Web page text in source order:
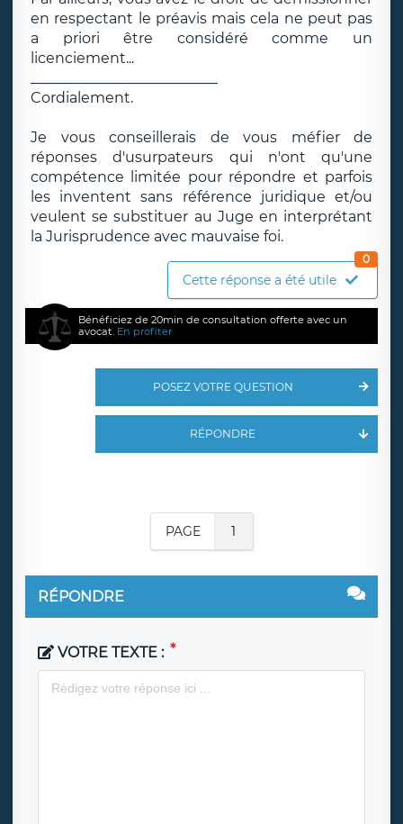
en respectant le préavis mais cela ne peut pas
a priori être considéré comme un
licenciement...
Cordialement.
Je vous conseillerais de vous méfier de
réponses d'usurpateurs qui n'ont qu'une
compétence limitée pour répondre et parfois
les inventent sans référence juridique et/ou
veulent se substituer au Juge en interprétant
la Jurisprudence avec mauvaise foi.
Cette réponse a été utile
0
Bénéficiez de 20min de consultation offerte avec un
avocat. En profiter
POSEZ VOTRE QUESTION
RÉPONDRE
PAGE 1
RÉPONDRE
VOTRE TEXTE :